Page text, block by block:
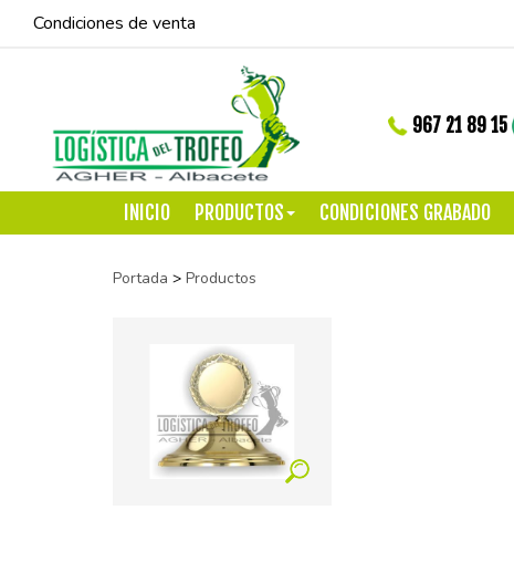
Condiciones de venta
967 21 89 15
INICIO PRODUCTOS CONDICIONES GRABADO
Portada > Productos